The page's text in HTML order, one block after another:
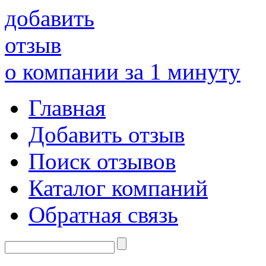
добавить
отзыв
о компании за 1 минуту
Главная
Добавить отзыв
Поиск отзывов
Каталог компаний
Обратная связь